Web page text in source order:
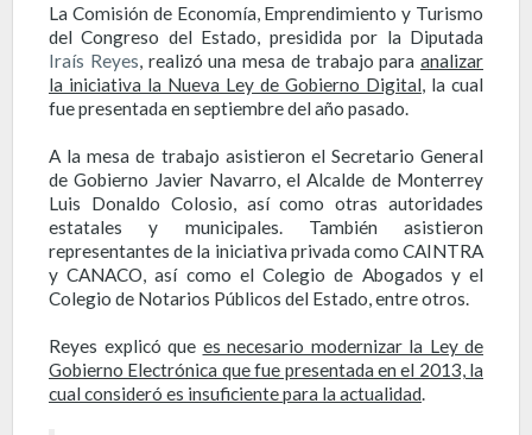
La Comisión de Economía, Emprendimiento y Turismo
del Congreso del Estado, presidida por la Diputada
Iraís Reyes, realizó una mesa de trabajo para analizar
la iniciativa la Nueva Ley de Gobierno Digital, la cual
fue presentada en septiembre del año pasado.
A la mesa de trabajo asistieron el Secretario General
de Gobierno Javier Navarro, el Alcalde de Monterrey
Luis Donaldo Colosio, así como otras autoridades
estatales y municipales. También asistieron
representantes de la iniciativa privada como CAINTRA
y CANACO, así como el Colegio de Abogados y el
Colegio de Notarios Públicos del Estado, entre otros.
Reyes explicó que es necesario modernizar la Ley de
Gobierno Electrónica que fue presentada en el 2013, la
cual consideró es insuficiente para la actualidad.